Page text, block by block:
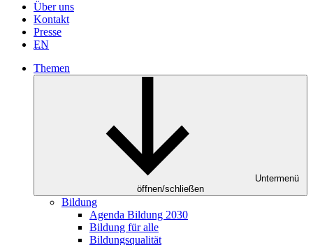
Über uns
Kontakt
Presse
EN
Themen
Untermenü
öffnen/schließen
Bildung
Agenda Bildung 2030
Bildung für alle
Bildungsqualität